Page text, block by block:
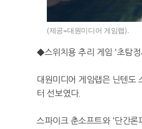
(제공=대원미디어 게임랩).
◆스위치용 추리 게임 '초탐정
대원미디어 게임랩은 닌텐도
터 선보였다.
스파이크 춘소프트와 '단간론